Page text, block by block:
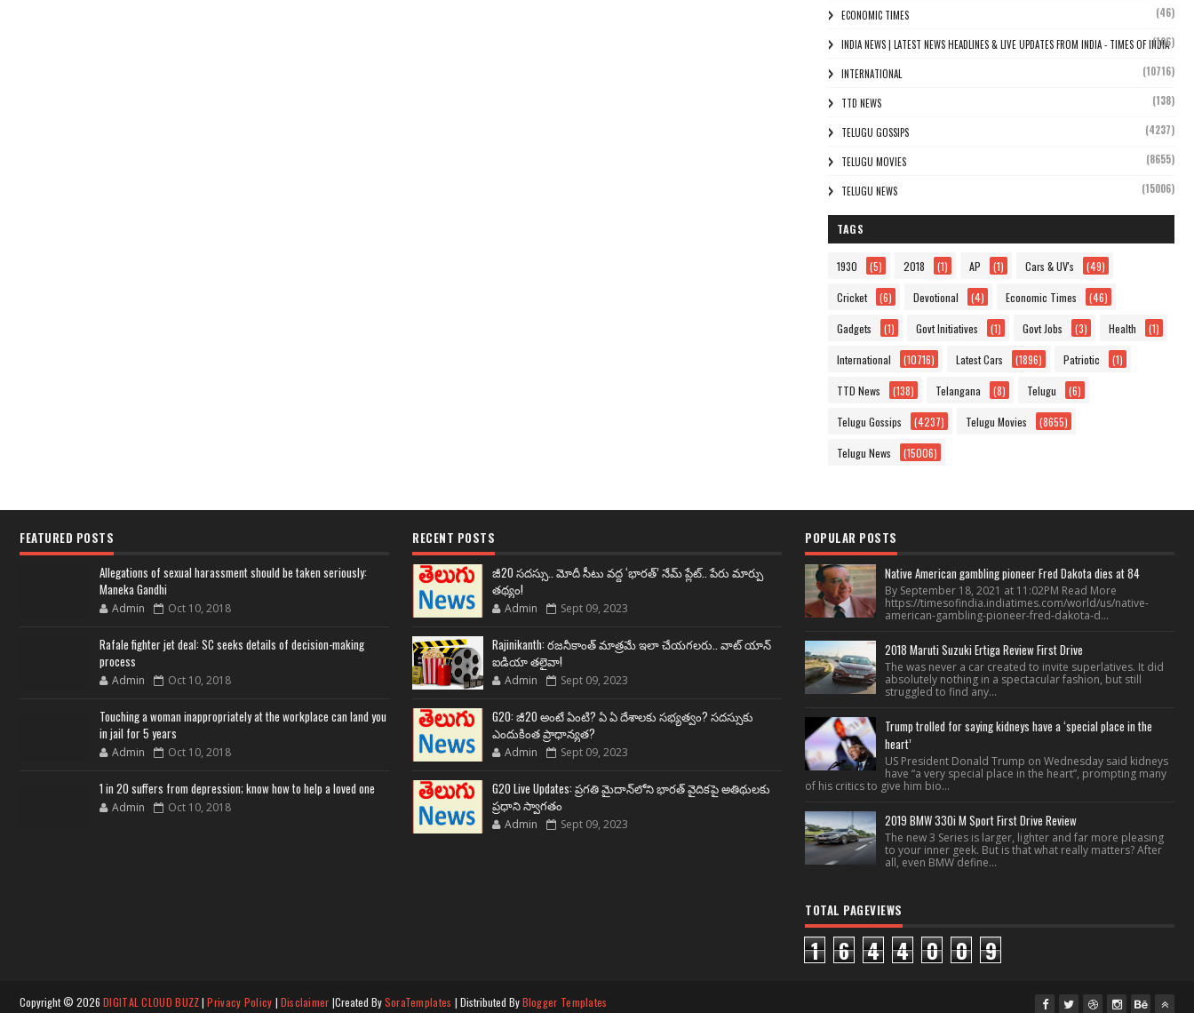
ECONOMIC TIMES (46)
INDIA NEWS | LATEST NEWS HEADLINES & LIVE UPDATES FROM INDIA - TIMES OF INDIA
(106)
INTERNATIONAL (10716)
TTD NEWS (138)
TELUGU GOSSIPS (4237)
TELUGU MOVIES (8655)
TELUGU NEWS (15006)
TAGS
1930 (5) 2018 (1) AP (1) Cars & UV's (49)
Cricket (6) Devotional (4) Economic Times (46)
Gadgets (1) Govt Initiatives (1) Govt Jobs (3) Health (1)
International (10716) Latest Cars (1896) Patriotic (1)
TTD News (138) Telangana (8) Telugu (6)
Telugu Gossips (4237) Telugu Movies (8655)
Telugu News (15006)
FEATURED POSTS
Allegations of sexual harassment should be taken seriously:
Maneka Gandhi
Admin Oct 10, 2018
Rafale fighter jet deal: SC seeks details of decision-making
process
Admin Oct 10, 2018
Touching a woman inappropriately at the workplace can land you
in jail for 5 years
Admin Oct 10, 2018
1 in 20 suffers from depression; know how to help a loved one
Admin Oct 10, 2018
RECENT POSTS
జీ20 సదస్సు.. మోదీ సీటు వద్ద ‘భారత్’ నేమ్ ప్లేట్‌.. పేరు మార్పు
తథ్యం!
Admin Sept 09, 2023
Rajinikanth: రజనీకాంత్ మాత్రమే ఇలా చేయగలరు.. వాట్ యాన్
ఐడియా తలైవా!
Admin Sept 09, 2023
G20: జీ20 అంటే ఏంటి? ఏ ఏ దేశాలకు సభ్యత్వం? సదస్సుకు
ఎందుకింత ప్రాధాన్యత?
Admin Sept 09, 2023
G20 Live Updates: ప్రగతి మైదాన్‌లోని భారత్ వైదికపై అతిథులకు
ప్రధాని స్వాగతం
Admin Sept 09, 2023
POPULAR POSTS
Native American gambling pioneer Fred Dakota dies at 84
By September 18, 2021 at 11:02PM Read More
https://timesofindia.indiatimes.com/world/us/native-
american-gambling-pioneer-fred-dakota-d...
2018 Maruti Suzuki Ertiga Review First Drive
The was never a car created to invite superlatives. It did
absolutely nothing in a spectacular fashion, but still
struggled to find any...
Trump trolled for saying kidneys have a ‘special place in the
heart’
US President Donald Trump on Wednesday said kidneys
have “a very special place in the heart”, prompting many
of his critics to give him bio...
2019 BMW 330i M Sport First Drive Review
The new 3 Series is larger, lighter and far more pleasing
to your inner geek. But is that what really matters? After
all, even BMW define...
TOTAL PAGEVIEWS
1 6 4 4 0 0 9
Copyright © 2026 DIGITAL CLOUD BUZZ|Privacy Policy | Disclaimer |Created BySoraTemplates | Distributed ByBlogger Templates